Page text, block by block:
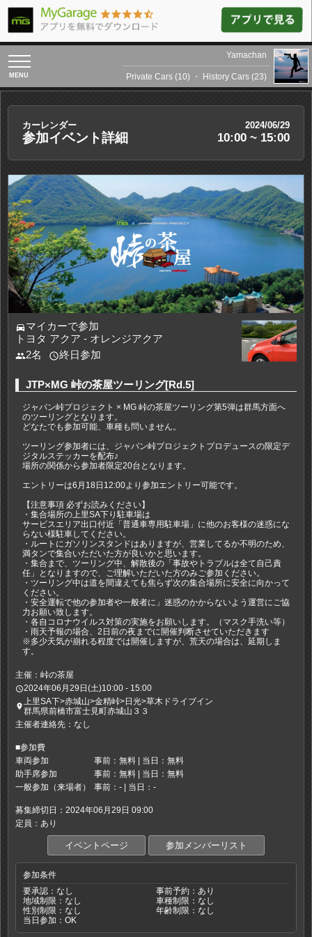
toggle
navigation
Yamachan
Private Cars (10) ・ History Cars (23)
カーレンダー 2024/06/29
参加イベント詳細 10:00 ~ 15:00
directions_carマイカーで参加
トヨタ アクア - オレンジアクア
people2名 access_time終日参加
JTP×MG 峠の茶屋ツーリング[Rd.5]
ジャパン峠プロジェクト × MG 峠の茶屋ツーリング第5弾は群馬方面へ
のツーリングとなります。
どなたでも参加可能、車種も問いません。
ツーリング参加者には、ジャパン峠プロジェクトプロデュースの限定デ
ジタルステッカーを配布♪
場所の関係から参加者限定20台となります。
エントリーは6月18日12:00より参加エントリー可能です。
【注意事項 必ずお読みください】
・集合場所の上里SA下り駐車場は
サービスエリア出口付近「普通車専用駐車場」に他のお客様の迷惑にな
らない様駐車してください。
・ルートにガソリンスタンドはありますが、営業してるか不明のため、
満タンで集合いただいた方が良いかと思います。
・集合まで、ツーリング中、解散後の「事故やトラブルは全て自己責
任」となりますので、ご理解いただいた方のみご参加ください。
・ツーリング中は道を間違えても焦らず次の集合場所に安全に向かって
ください。
・安全運転で他の参加者や一般者に」迷惑のかからないよう運営にご協
力お願い致します。
・各自コロナウイルス対策の実施をお願いします。（マスク手洗い等）
・雨天予報の場合、2日前の夜までに開催判断させていただきます
※多少天気が崩れる程度では開催しますが、荒天の場合は、延期しま
す。
主催：峠の茶屋
access_time2024年06月29日(土)10:00 - 15:00
place上里SA下>赤城山>金精峠>日光>草木ドライブイン
群馬県前橋市富士見町赤城山３３
主催者連絡先：なし
■参加費
車両参加
事前：無料 | 当日：無料
助手席参加
事前：無料 | 当日：無料
一般参加（来場者）
事前：- | 当日：-
募集締切日：2024年06月29日 09:00
定員：あり
イベントページ 参加メンバーリスト
参加条件
要承認：なし
事前予約：あり
地域制限：なし
車種制限：なし
性別制限：なし
年齢制限：なし
当日参加：OK